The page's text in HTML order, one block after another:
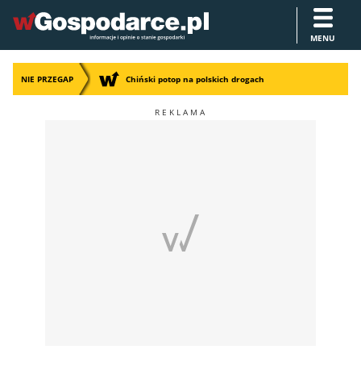
MENU
NIE PRZEGAP Chiński potop na polskich drogach